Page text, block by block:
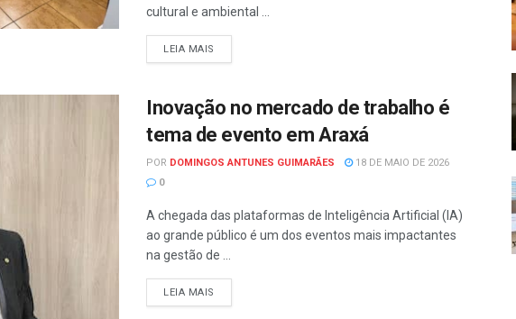
cultural e ambiental ...
LEIA MAIS
Inovação no mercado de trabalho é
tema de evento em Araxá
POR DOMINGOS ANTUNES GUIMARÃES
18 DE MAIO DE 2026
0
A chegada das plataformas de Inteligência Artificial (IA)
ao grande público é um dos eventos mais impactantes
na gestão de ...
LEIA MAIS